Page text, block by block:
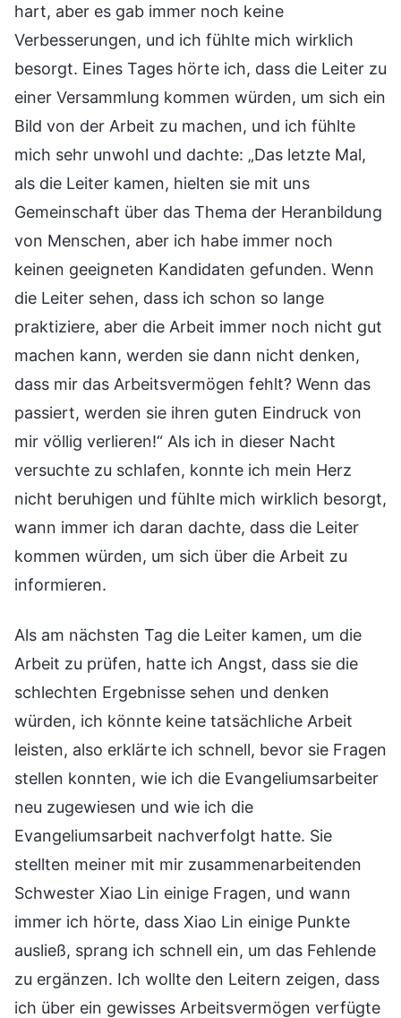
hart, aber es gab immer noch keine
Verbesserungen, und ich fühlte mich wirklich
besorgt. Eines Tages hörte ich, dass die Leiter zu
einer Versammlung kommen würden, um sich ein
Bild von der Arbeit zu machen, und ich fühlte
mich sehr unwohl und dachte: „Das letzte Mal,
als die Leiter kamen, hielten sie mit uns
Gemeinschaft über das Thema der Heranbildung
von Menschen, aber ich habe immer noch
keinen geeigneten Kandidaten gefunden. Wenn
die Leiter sehen, dass ich schon so lange
praktiziere, aber die Arbeit immer noch nicht gut
machen kann, werden sie dann nicht denken,
dass mir das Arbeitsvermögen fehlt? Wenn das
passiert, werden sie ihren guten Eindruck von
mir völlig verlieren!“ Als ich in dieser Nacht
versuchte zu schlafen, konnte ich mein Herz
nicht beruhigen und fühlte mich wirklich besorgt,
wann immer ich daran dachte, dass die Leiter
kommen würden, um sich über die Arbeit zu
informieren.
Als am nächsten Tag die Leiter kamen, um die
Arbeit zu prüfen, hatte ich Angst, dass sie die
schlechten Ergebnisse sehen und denken
würden, ich könnte keine tatsächliche Arbeit
leisten, also erklärte ich schnell, bevor sie Fragen
stellen konnten, wie ich die Evangeliumsarbeiter
neu zugewiesen und wie ich die
Evangeliumsarbeit nachverfolgt hatte. Sie
stellten meiner mit mir zusammenarbeitenden
Schwester Xiao Lin einige Fragen, und wann
immer ich hörte, dass Xiao Lin einige Punkte
ausließ, sprang ich schnell ein, um das Fehlende
zu ergänzen. Ich wollte den Leitern zeigen, dass
ich über ein gewisses Arbeitsvermögen verfügte